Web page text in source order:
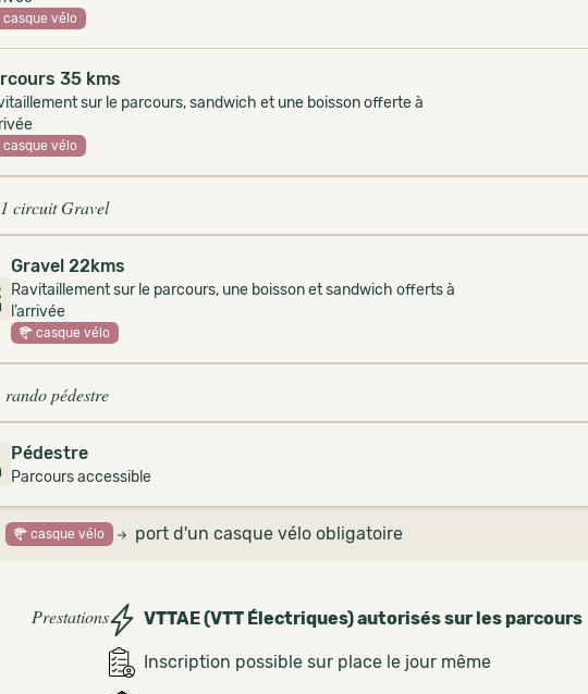
casque vélo
35 kms
sur le parcours, sandwich et une boisson offerte à
casque vélo
1 circuit Gravel
Gravel 22kms
Ravitaillement sur le parcours, une boisson et sandwich offerts à
l’arrivée
casque vélo
rando pédestre
Pédestre
Parcours accessible
casque vélo port d'un casque vélo obligatoire
Prestations VTTAE (VTT Électriques) autorisés sur les parcours
Inscription possible sur place le jour même